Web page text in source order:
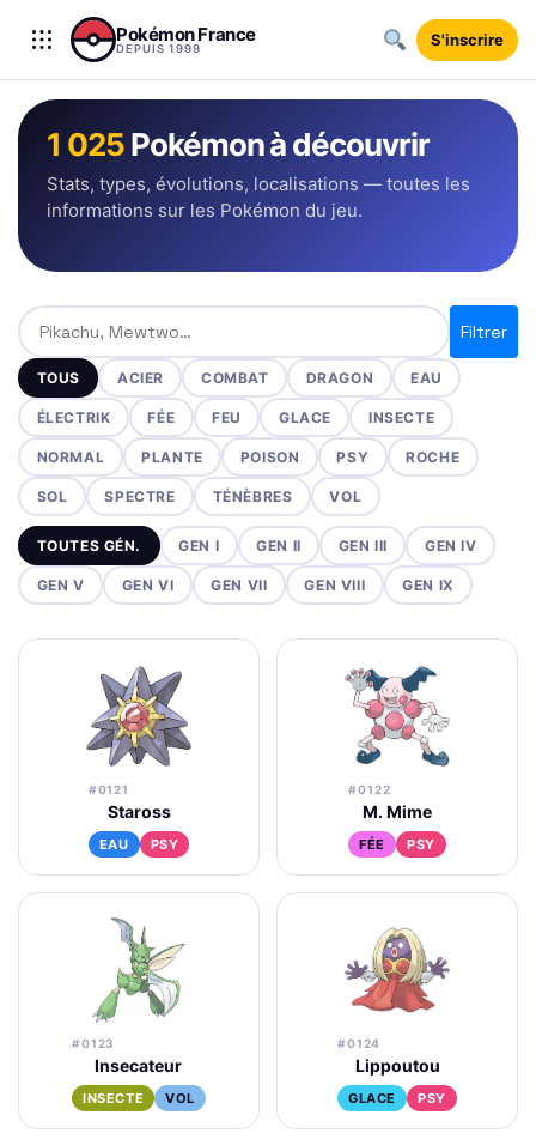
Aller au contenu
Pokémon France
DEPUIS 1999 S'inscrire
1 025Pokémon à découvrir
Stats, types, évolutions, localisations — toutes les
informations sur les Pokémon du jeu.
Rechercher un Pokémon
Filtrer
TOUS ACIER COMBAT DRAGON EAU
ÉLECTRIK FÉE FEU GLACE INSECTE
NORMAL PLANTE POISON PSY ROCHE
SOL SPECTRE TÉNÈBRES VOL
TOUTES GÉN. GEN I GEN II GEN III GEN IV
GEN V GEN VI GEN VII GEN VIII GEN IX
#0121
Staross
EAU PSY
#0122
M. Mime
FÉE PSY
#0123
Insecateur
INSECTE VOL
#0124
Lippoutou
GLACE PSY